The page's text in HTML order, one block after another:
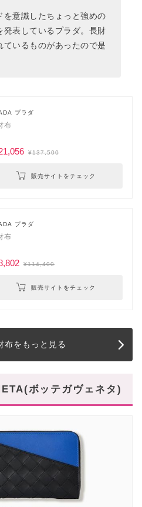
を意識したちょっと強めの
発表しているプラダ。長財
ているものがあったので是
プラダ
布
¥137,500
販売サイトをチェック
プラダ
布
¥114,400
販売サイトをチェック
布をもっと見る
ボッテガヴェネタ)